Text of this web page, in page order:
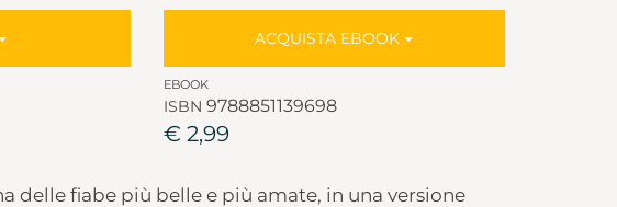
ACQUISTA EBOOK
EBOOK
ISBN 9788851139698
€ 2,99
delle fiabe più belle e più amate, in una versione